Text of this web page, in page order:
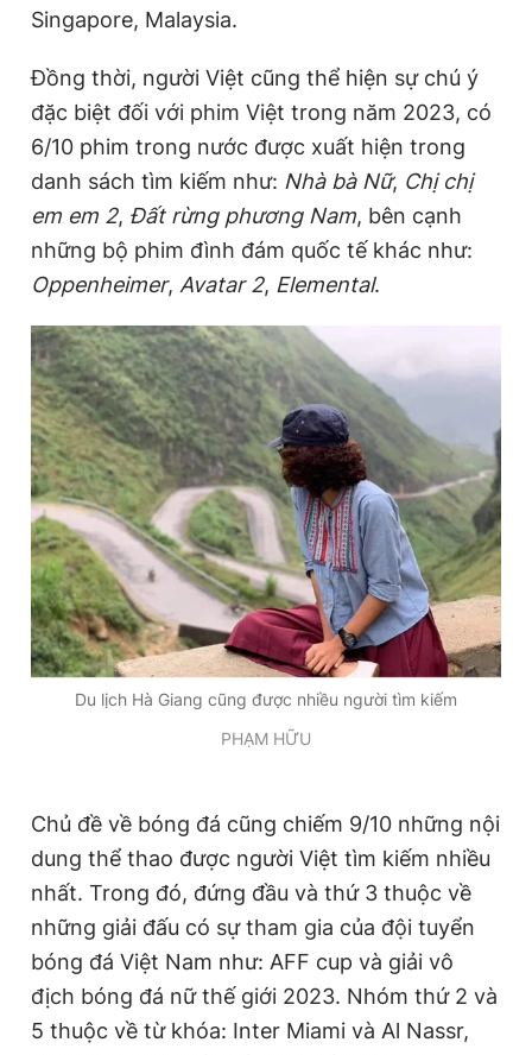
Singapore, Malaysia.
Đồng thời, người Việt cũng thể hiện sự chú ý
đặc biệt đối với phim Việt trong năm 2023, có
6/10 phim trong nước được xuất hiện trong
danh sách tìm kiếm như: Nhà bà Nữ, Chị chị
em em 2, Đất rừng phương Nam, bên cạnh
những bộ phim đình đám quốc tế khác như:
Oppenheimer, Avatar 2, Elemental.
Du lịch Hà Giang cũng được nhiều người tìm kiếm
PHẠM HỮU
Chủ đề về bóng đá cũng chiếm 9/10 những nội
dung thể thao được người Việt tìm kiếm nhiều
nhất. Trong đó, đứng đầu và thứ 3 thuộc về
những giải đấu có sự tham gia của đội tuyển
bóng đá Việt Nam như: AFF cup và giải vô
địch bóng đá nữ thế giới 2023. Nhóm thứ 2 và
5 thuộc về từ khóa: Inter Miami và Al Nassr,